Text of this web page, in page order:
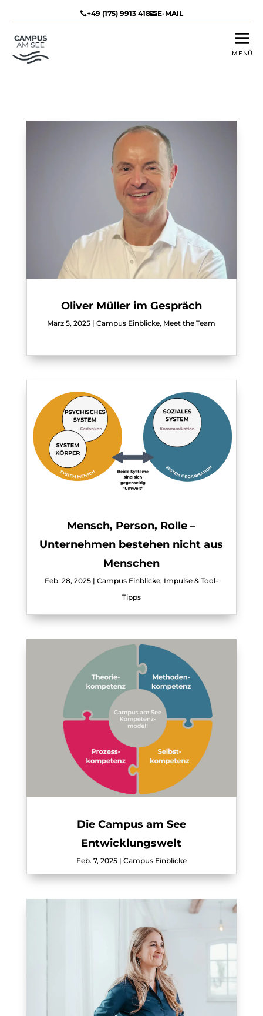
+49 (175) 9913 418E-MAIL
Oliver Müller im Gespräch
März 5, 2025 |Campus Einblicke, Meet the Team
Mensch, Person, Rolle –
Unternehmen bestehen nicht aus
Menschen
Feb. 28, 2025| Campus Einblicke, Impulse & Tool-
Tipps
Die Campus am See
Entwicklungswelt
Feb. 7, 2025| Campus Einblicke